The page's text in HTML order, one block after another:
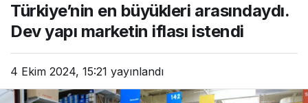
Türkiye’nin en büyükleri arasındaydı.
Dev yapı marketin iflası istendi
4 Ekim 2024, 15:21 yayınlandı